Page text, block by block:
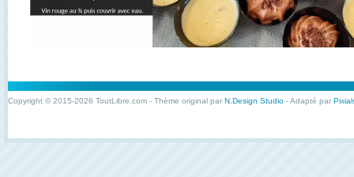
Copyright © 2015-2026 ToutLibre.com - Thème original par N.Design Studio - Adapté par